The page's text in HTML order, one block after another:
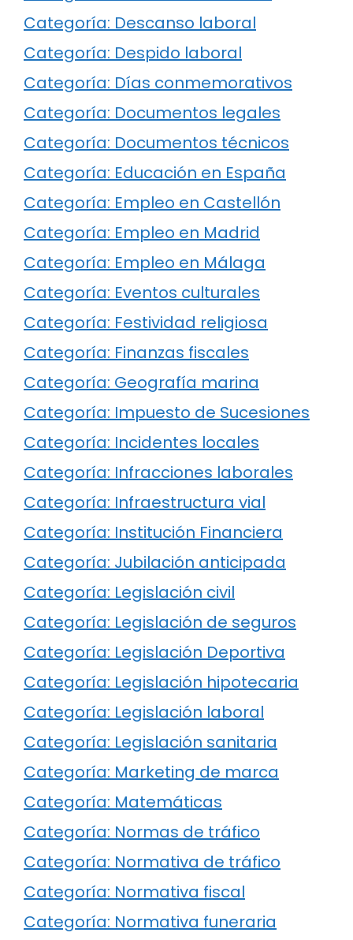
Categoría: Descanso laboral
Categoría: Despido laboral
Categoría: Días conmemorativos
Categoría: Documentos legales
Categoría: Documentos técnicos
Categoría: Educación en España
Categoría: Empleo en Castellón
Categoría: Empleo en Madrid
Categoría: Empleo en Málaga
Categoría: Eventos culturales
Categoría: Festividad religiosa
Categoría: Finanzas fiscales
Categoría: Geografía marina
Categoría: Impuesto de Sucesiones
Categoría: Incidentes locales
Categoría: Infracciones laborales
Categoría: Infraestructura vial
Categoría: Institución Financiera
Categoría: Jubilación anticipada
Categoría: Legislación civil
Categoría: Legislación de seguros
Categoría: Legislación Deportiva
Categoría: Legislación hipotecaria
Categoría: Legislación laboral
Categoría: Legislación sanitaria
Categoría: Marketing de marca
Categoría: Matemáticas
Categoría: Normas de tráfico
Categoría: Normativa de tráfico
Categoría: Normativa fiscal
Categoría: Normativa funeraria